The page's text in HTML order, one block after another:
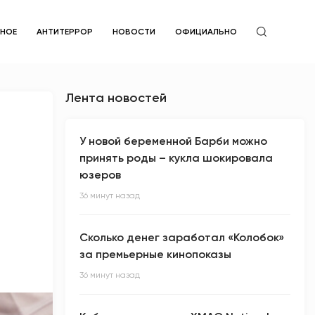
АНТИТЕРРОР НОВОСТИ ОФИЦИАЛЬНО
Лента новостей
У новой беременной Барби можно
принять роды – кукла шокировала
юзеров
36 минут назад
Сколько денег заработал «Колобок»
за премьерные кинопоказы
36 минут назад